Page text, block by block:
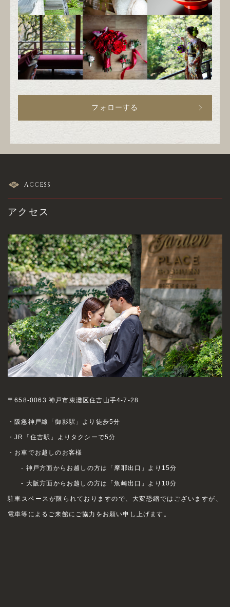
フォローする
ACCESS
アクセス
〒658-0063 神戸市東灘区住吉山手4-7-28
・阪急神戸線「御影駅」より徒歩5分
・JR「住吉駅」よりタクシーで5分
・お車でお越しのお客様
- 神戸方面からお越しの方は「摩耶出口」より15分
- 大阪方面からお越しの方は「魚崎出口」より10分
駐車スペースが限られておりますので、大変恐縮ではございますが、
電車等によるご来館にご協力をお願い申し上げます。